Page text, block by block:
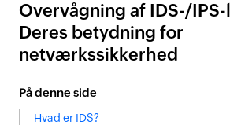
Overvågning af IDS-/
Deres betydning for
netværkssikkerhed
På denne side
Hvad er IDS?